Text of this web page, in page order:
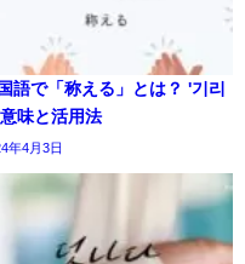
語で「称える」とは？ '기리
味と活用法
年4月3日